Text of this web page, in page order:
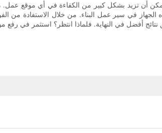
أن تزيد بشكل كبير من الكفاءة في أي موقع عمل.
في سير عمل البناء. من خلال الاستفادة من